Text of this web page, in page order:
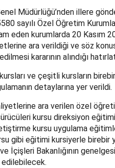
Müdürlüğü’nden illere
sayılı Özel Öğretim
eden kurumlarda 20 Kasım
ara verildiği ve söz
kararının alındığı
ve çeşitli kursların
detaylarına yer verildi.
ara verilen özel
kursu direksiyon
kursu uygulama
gibi eğitimi kursiyerle birebir
İçişleri Bakanlığının